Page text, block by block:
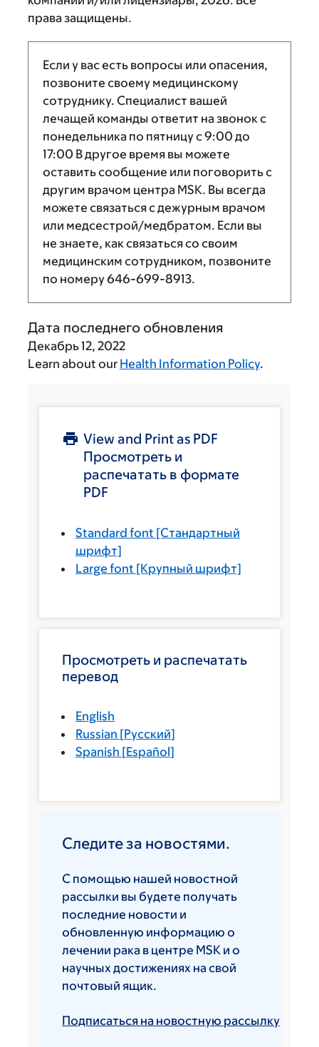
права защищены.
Если у вас есть вопросы или опасения,
позвоните своему медицинскому
сотруднику. Специалист вашей
лечащей команды ответит на звонок с
понедельника по пятницу с9:00 до
17:00 В другое время вы можете
оставить сообщение или поговорить с
другим врачом центра MSK. Вы всегда
можете связаться с дежурным врачом
или медсестрой/медбратом. Если вы
не знаете, как связаться со своим
медицинским сотрудником, позвоните
по номеру646-699-8913.
Дата последнего обновления
Декабрь 12, 2022
Learn about our Health Information Policy.
View and Print as PDF
Просмотреть и
распечатать в формате
PDF
Standard font [Стандартный
шрифт]
Large font [Крупный шрифт]
Просмотреть и распечатать
перевод
English
Russian [Русский]
Spanish [Español]
Следите за новостями.
С помощью нашей новостной
рассылки вы будете получать
последние новости и
обновленную информацию о
лечении рака в центре MSK и о
научных достижениях на свой
почтовый ящик.
Подписаться на новостную рассылку